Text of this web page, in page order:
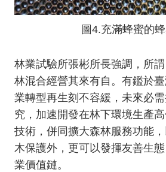
圖4.充滿蜂蜜的
林業試驗所張彬所長強調，所
林混合經營其來有自。有鑑於
業轉型再生刻不容緩，未來必
究，加速開發在林下環境生產
技術，併同擴大森林服務功能
木保護外，更可以發揮友善生
業價值鏈。